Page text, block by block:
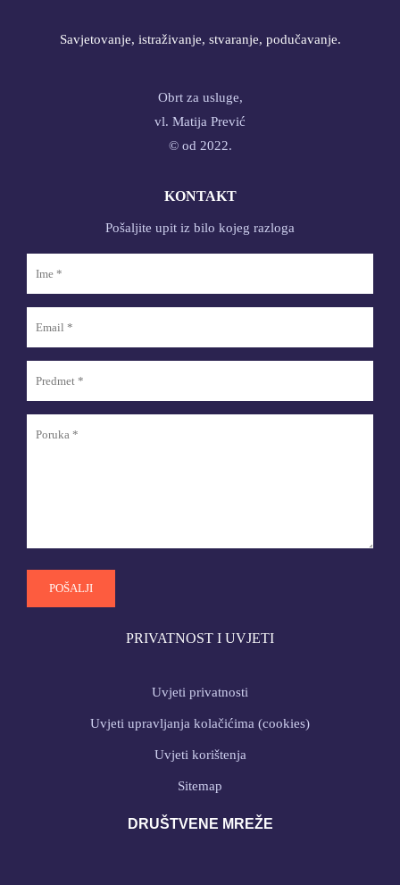
Savjetovanje, istraživanje, stvaranje, podučavanje.
Obrt za usluge,
vl. Matija Prević
© od 2022.
KONTAKT
Pošaljite upit iz bilo kojeg razloga
PRIVATNOST I UVJETI
Uvjeti privatnosti
Uvjeti upravljanja kolačićima (cookies)
Uvjeti korištenja
Sitemap
DRUŠTVENE MREŽE